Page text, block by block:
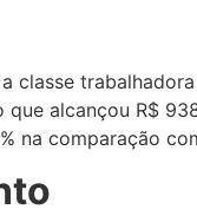
classe
alcançou R$
na comparação